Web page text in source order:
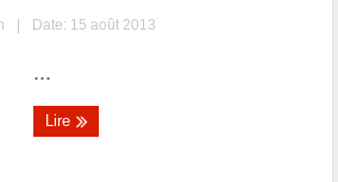
| Date: 15 août 2013
...
Lire